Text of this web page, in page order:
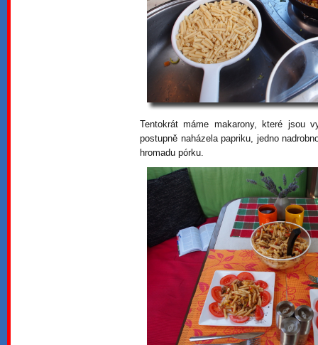
Tentokrát máme makarony, které jsou
postupně naházela papriku, jedno
hromadu pórku.